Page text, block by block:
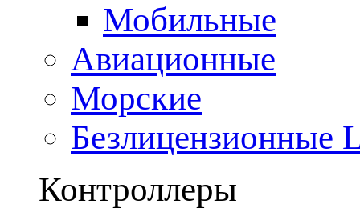
Мобильные
Авиационные
Морские
Безлицензионные
Контроллеры